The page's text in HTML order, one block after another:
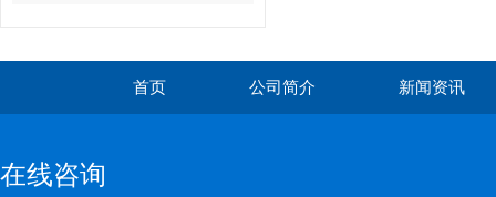
首页 公司简介 新闻资讯
在线咨询